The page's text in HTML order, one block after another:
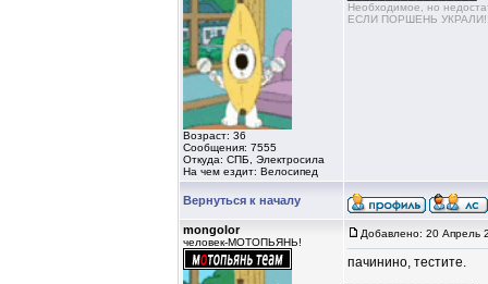
Возраст: 36
Сообщения: 7555
Откуда: СПБ, Электросила
На чем ездит: Велосипед
Необходимое, но
ЕСЛИ ПОРШЕНЬ
Вернуться к началу
mongolor
человек-МОТОПЬЯНЬ!
Добавлено: 20 Апрель
пачинино, тестите.